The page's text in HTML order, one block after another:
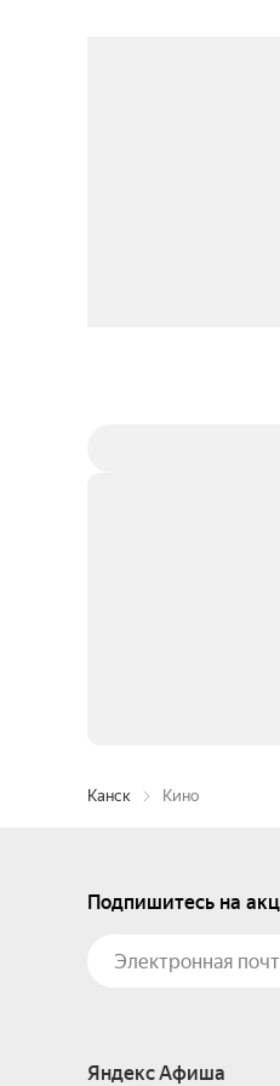
Канск Кино
Подпишитесь на
Яндекс Афиша